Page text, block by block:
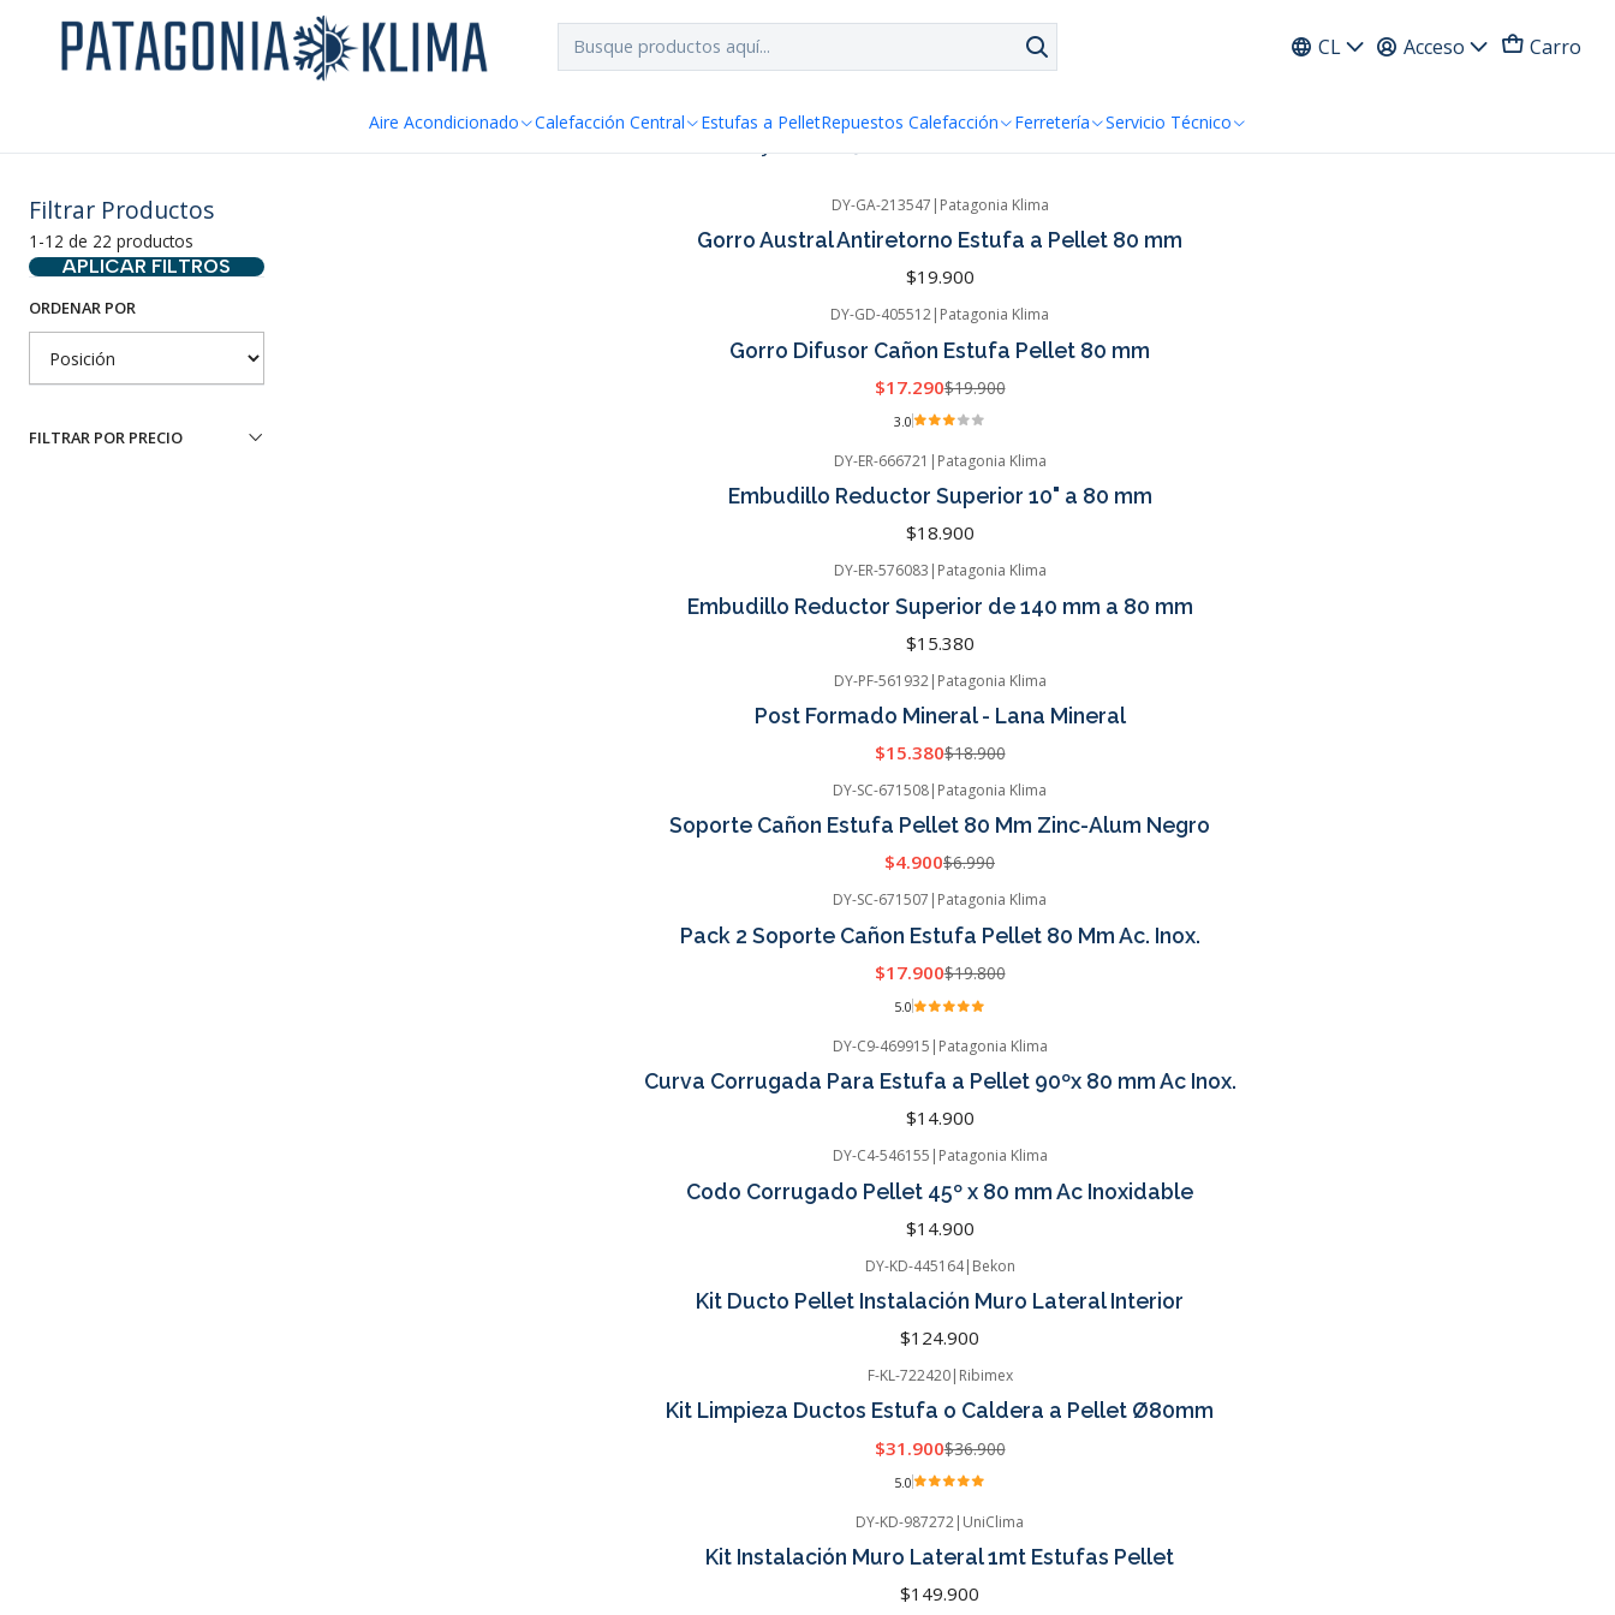
CL Acceso Carro
Aire Acondicionado Calefacción Central Estufas a PelletRepuestos Calefacción Ferretería Servicio Técnico
Inicio Ductos y Hojalateria
Ductos y Hojalateria
Filtrar Productos
1-12 de 22 productos
APLICAR FILTROS
ORDENAR POR
FILTRAR POR PRECIO
DY-GA-213547 | Patagonia Klima
Gorro Austral Antiretorno Estufa a Pellet 80 mm
$19.900
DY-GD-405512| Patagonia Klima
Gorro Difusor Cañon Estufa Pellet 80 mm
$17.290$19.900
3.0
DY-ER-666721 | Patagonia Klima
Embudillo Reductor Superior 10" a 80 mm
$18.900
DY-ER-576083 | Patagonia Klima
Embudillo Reductor Superior de 140 mm a 80 mm
$15.380
DY-PF-561932| Patagonia Klima
Post Formado Mineral - Lana Mineral
$15.380$18.900
DY-SC-671508| Patagonia Klima
Soporte Cañon Estufa Pellet 80 Mm Zinc-Alum Negro
$4.900$6.990
DY-SC-671507 | Patagonia Klima
Pack 2 Soporte Cañon Estufa Pellet 80 Mm Ac. Inox.
$17.900$19.800
5.0
DY-C9-469915 | Patagonia Klima
Curva Corrugada Para Estufa a Pellet 90ºx 80 mm Ac Inox.
$14.900
DY-C4-546155 | Patagonia Klima
Codo Corrugado Pellet 45º x 80 mm Ac Inoxidable
$14.900
DY-KD-445164| Bekon
Kit Ducto Pellet Instalación Muro Lateral Interior
$124.900
F-KL-722420| Ribimex
Kit Limpieza Ductos Estufa o Caldera a Pellet Ø80mm
$31.900$36.900
5.0
DY-KD-987272| UniClima
Kit Instalación Muro Lateral 1mt Estufas Pellet
$149.900